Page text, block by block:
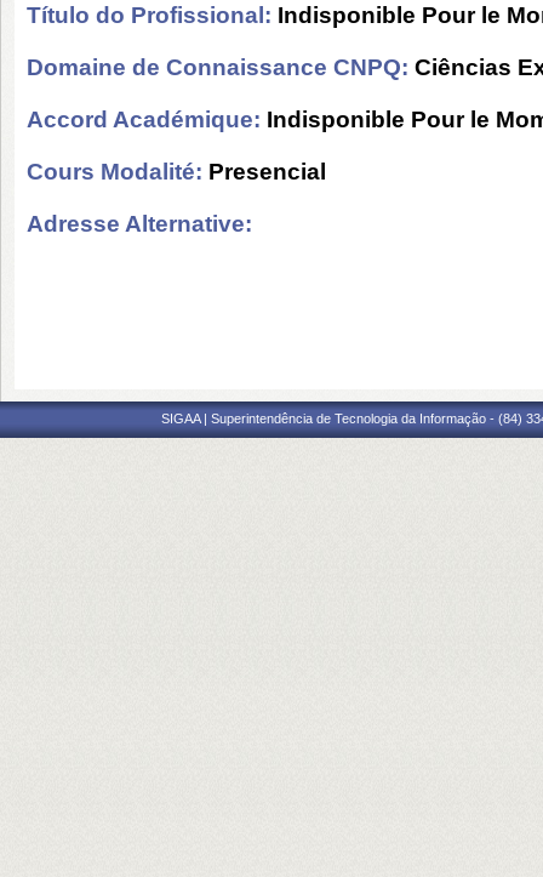
Título do Profissional: Indisponible Pour le
Domaine de Connaissance CNPQ: Ciências
Accord Académique: Indisponible Pour le
Cours Modalité: Presencial
Adresse Alternative:
SIGAA | Superintendência de Tecnologia da Informação - (84)